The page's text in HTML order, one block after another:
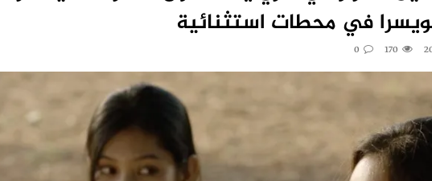
في محطات استثنائية
170
0